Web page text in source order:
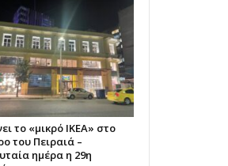
το «μικρό IKEA» στο
του Πειραιά –
ημέρα η 29η